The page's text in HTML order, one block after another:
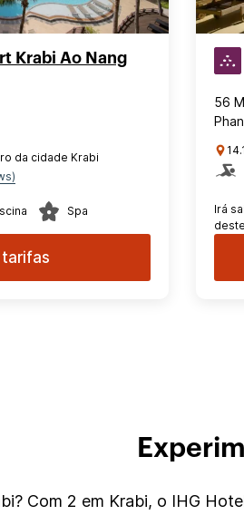
Krabi Ao Nang
da cidade Krabi
Spa
56
Irá
Com 2 em Krabi, o IHG